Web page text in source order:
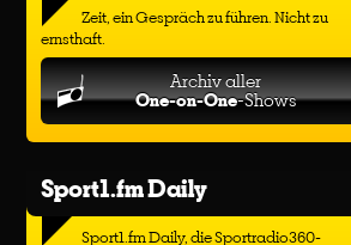
Zeit, ein Gespräch zu führen. Nicht zu
ernsthaft.
Archiv aller
One-on-One-Shows
Sport1.fm Daily
Sport1.fm Daily, die Sportradio360-